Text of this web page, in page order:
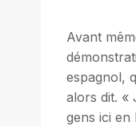
Avant
espagnol,
alors dit. «
gens ici en